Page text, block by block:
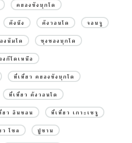
คยองซังบุกโด
คังนึง คังวอนโด จอนจู
งนัมโด ชุงชองบุกโด
กีโดเหนือ
ที่เที่ยว คยองซังบุกโด
ที่เที่ยว คังวอนโด
ยว อินชอน ที่เที่ยว เกาะเชจู
ว โซล ปูซาน